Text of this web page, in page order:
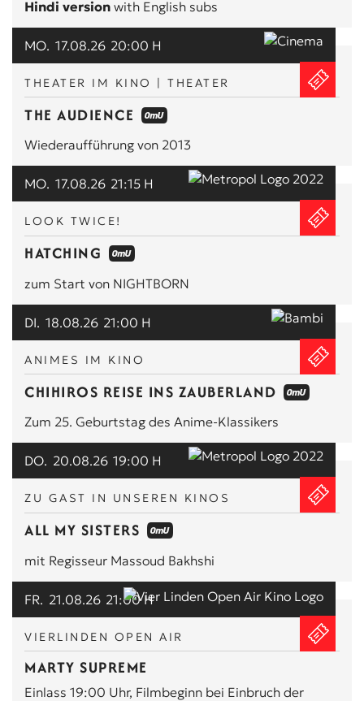
Hindi version with English subs
THEATER IM KINO | THEATER
THE AUDIENCE
Wiederaufführung von 2013
MO. 17.08.26 20:00 H
LOOK TWICE!
HATCHING
zum Start von NIGHTBORN
MO. 17.08.26 21:15 H
ANIMES IM KINO
CHIHIROS REISE INS ZAUBERLAND
Zum 25. Geburtstag des Anime-Klassikers
DI. 18.08.26 21:00 H
ZU GAST IN UNSEREN KINOS
ALL MY SISTERS
mit Regisseur Massoud Bakhshi
DO. 20.08.26 19:00 H
VIERLINDEN OPEN AIR
MARTY SUPREME
Einlass 19:00 Uhr, Filmbeginn bei Einbruch der
FR. 21.08.26 21:00 H